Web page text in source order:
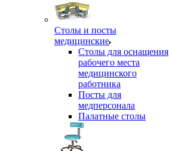
Столы и посты
медицинские
Столы для оснащения
рабочего места
медицинского
работника
Посты для
медперсонала
Палатные столы